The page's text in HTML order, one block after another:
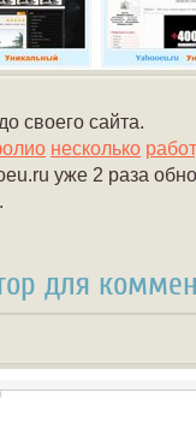
своего сайта.
несколько работ
уже 2 раза
для